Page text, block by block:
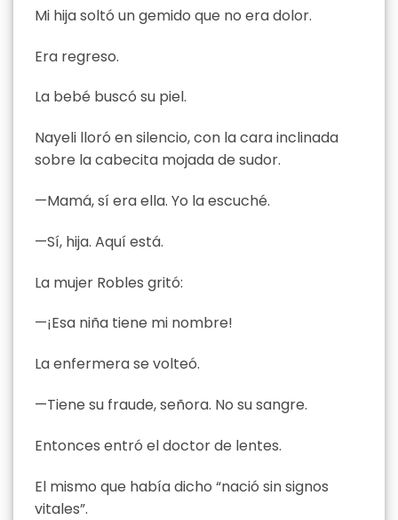
Mi hija soltó un gemido que no era dolor.
Era regreso.
La bebé buscó su piel.
Nayeli lloró en silencio, con la cara inclinada
sobre la cabecita mojada de sudor.
—Mamá, sí era ella. Yo la escuché.
—Sí, hija. Aquí está.
La mujer Robles gritó:
—¡Esa niña tiene mi nombre!
La enfermera se volteó.
—Tiene su fraude, señora. No su sangre.
Entonces entró el doctor de lentes.
El mismo que había dicho “nació sin signos
vitales”.